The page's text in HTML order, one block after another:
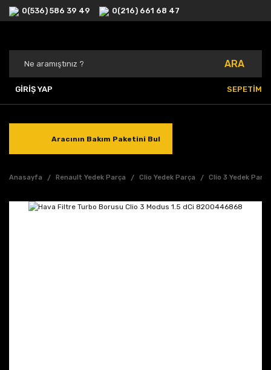
0(536) 586 39 49 0(216) 661 68 47
ARA
GİRİŞ YAP SEPETİM
Aracının Bakım Paketini Bul
Anasayfa Renault Yedek Parça Clio Yedek Parça Clio 3 Yedek